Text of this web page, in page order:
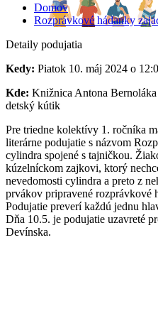
Domov
Rozprávkové hádanky
Detaily podujatia
Kedy: Piatok 10. máj 2024 o
Kde: Knižnica Antona
detský kútik
Pre triedne kolektívy 1. ročníka
literárne podujatie s názvom
cylindra spojené s tajničkou.
kúzelníckom zajkovi, ktorý
nevedomosti cylindra a preto z
prvákov pripravené rozprávkové
Podujatie preverí každú jednu
Dňa 10.5. je podujatie uzavreté
Devínska.